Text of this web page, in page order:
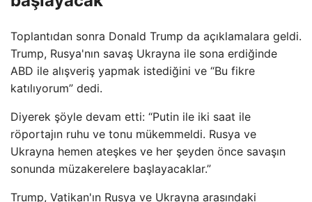
Toplantıdan sonra Donald Trump da açıklamalara geldi.
Trump, Rusya'nın savaş Ukrayna ile sona erdiğinde
ABD ile alışveriş yapmak istediğini ve “Bu fikre
katılıyorum” dedi.
Diyerek şöyle devam etti: “Putin ile iki saat ile
röportajın ruhu ve tonu mükemmeldi. Rusya ve
Ukrayna hemen ateşkes ve her şeyden önce savaşın
sonunda müzakerelere başlayacaklar.”
Trump, Vatikan'ın Rusya ve Ukrayna arasındaki